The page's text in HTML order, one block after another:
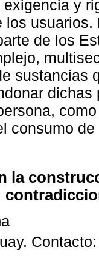
y
los
de los
sustancias
consumo
la